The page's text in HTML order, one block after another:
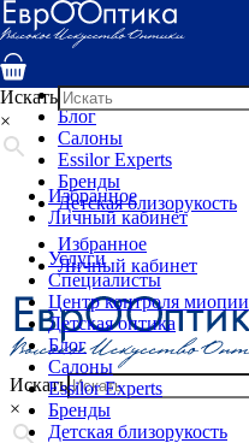
Услуги
Специалисты
Детская оптика
Блог
Салоны
Essilor Experts
Бренды
Детская близорукость
Избранное
Личный кабинет
Искать
×
Искать
×
Избранное
Личный кабинет
Услуги
Специалисты
Центр контроля миопии
Детская оптика
Блог
Салоны
Essilor Experts
Бренды
Детская близорукость